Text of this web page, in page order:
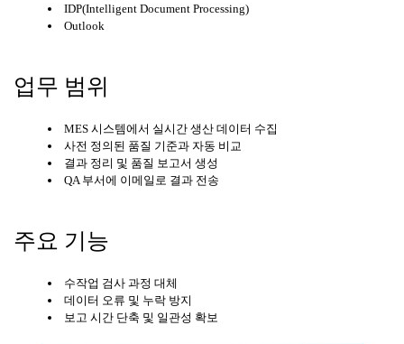
IDP(Intelligent Document Processing)
Outlook
업무 범위
MES 시스템에서 실시간 생산 데이터 수집
사전 정의된 품질 기준과 자동 비교
결과 정리 및 품질 보고서 생성
QA 부서에 이메일로 결과 전송
주요 기능
수작업 검사 과정 대체
데이터 오류 및 누락 방지
보고 시간 단축 및 일관성 확보